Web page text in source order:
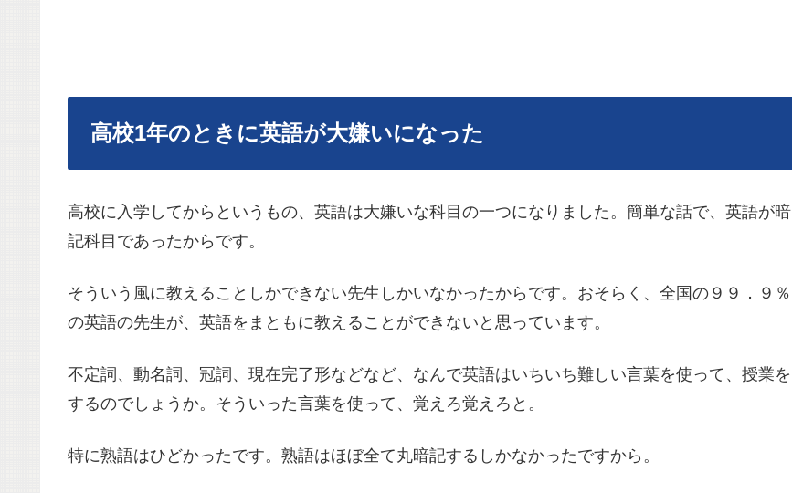
高校1年のときに英語が大嫌いになった
高校に入学してからというもの、英語は大嫌いな科目の一つになりました。簡単な話で、英語が暗
記科目であったからです。
そういう風に教えることしかできない先生しかいなかったからです。おそらく、全国の９９．９％
の英語の先生が、英語をまともに教えることができないと思っています。
不定詞、動名詞、冠詞、現在完了形などなど、なんで英語はいちいち難しい言葉を使って、授業を
するのでしょうか。そういった言葉を使って、覚えろ覚えろと。
特に熟語はひどかったです。熟語はほぼ全て丸暗記するしかなかったですから。